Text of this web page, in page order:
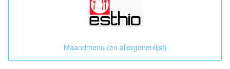
Maandmenu (en allergenenlijst)